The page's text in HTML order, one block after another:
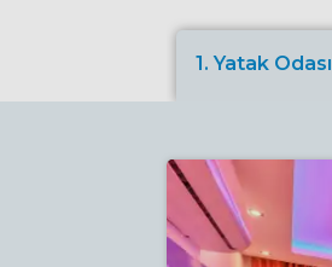
1. Yatak Odası